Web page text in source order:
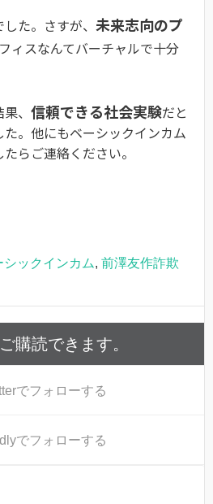
した。さすが、 未来志向のプ
ィスなんてバーチャルで十分
、 信頼できる社会実験だと
。他にもベーシックインカム
らご連絡ください。
シックインカム, 前澤友作詐欺
購読できます。
でフォローする
でフォローする